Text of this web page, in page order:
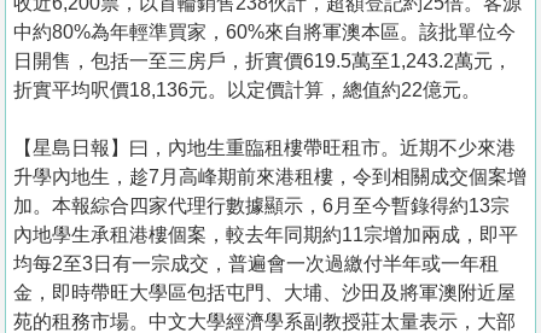
中約80%為年輕準買家，60%來自將軍澳本區。該批單位今
日開售，包括一至三房戶，折實價619.5萬至1,243.2萬元，
折實平均呎價18,136元。以定價計算，總值約22億元。
【星島日報】曰，內地生重臨租樓帶旺租市。近期不少來港
升學內地生，趁7月高峰期前來港租樓，令到相關成交個案增
加。本報綜合四家代理行數據顯示，6月至今暫錄得約13宗
內地學生承租港樓個案，較去年同期約11宗增加兩成，即平
均每2至3日有一宗成交，普遍會一次過繳付半年或一年租
金，即時帶旺大學區包括屯門、大埔、沙田及將軍澳附近屋
苑的租務市場。中文大學經濟學系副教授莊太量表示，大部